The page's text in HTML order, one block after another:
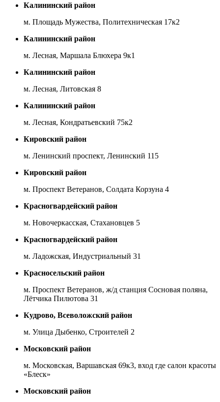
Калининский район
м. Площадь Мужества, Политехническая 17к2
Калининский район
м. Лесная, Маршала Блюхера 9к1
Калининский район
м. Лесная, Литовская 8
Калининский район
м. Лесная, Кондратьевский 75к2
Кировский район
м. Ленинский проспект, Ленинский 115
Кировский район
м. Проспект Ветеранов, Солдата Корзуна 4
Красногвардейский район
м. Новочеркасская, Стахановцев 5
Красногвардейский район
м. Ладожская, Индустриальный 31
Красносельский район
м. Проспект Ветеранов, ж/д станция Сосновая поляна,
Лётчика Пилютова 31
Кудрово, Всеволожский район
м. Улица Дыбенко, Строителей 2
Московский район
м. Московская, Варшавская 69к3, вход где салон красоты
«Блеск»
Московский район